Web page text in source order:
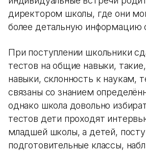
директором школы, где они
более детальную информацию
При поступлении школьники
тестов на общие навыки,
навыки, склонность к наукам,
связаны со знанием
однако школа довольно
тестов дети проходят
младшей школы, а детей,
подготовительные классы,